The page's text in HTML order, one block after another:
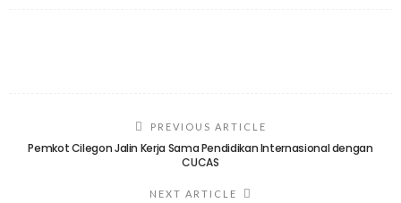
PREVIOUS ARTICLE
Pemkot Cilegon Jalin Kerja Sama Pendidikan Internasional dengan
CUCAS
NEXT ARTICLE